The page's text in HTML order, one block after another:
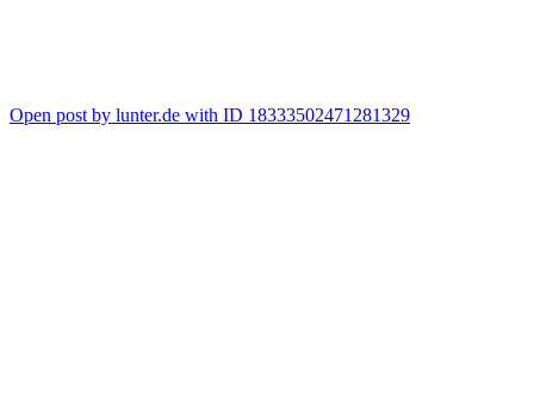
Open post by lunter.de with ID 18333502471281329